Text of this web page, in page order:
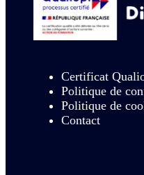
Certificat
Politique de
Politique de
Contact